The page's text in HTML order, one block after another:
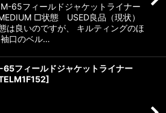
65フィールドジャケットライナー
□状態 USED良品（現状）
は良いのですが、 キルティングのほ
口のベル…
65フィールドジャケットライナー
]